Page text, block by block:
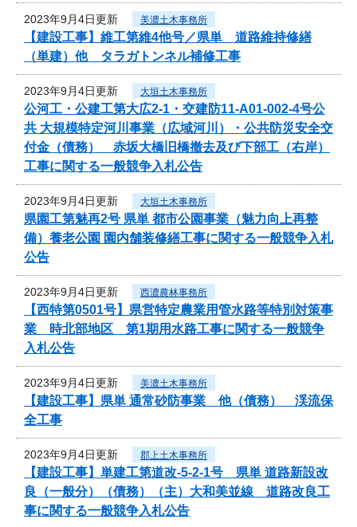
2023年9月4日更新 美濃土木事務所
【建設工事】維工第維4他号／県単 道路維持修繕
（単建）他 タラガトンネル補修工事
2023年9月4日更新 大垣土木事務所
公河工・公建工第大広2-1・交建防11-A01-002-4号公
共 大規模特定河川事業（広域河川）・公共防災安全交
付金（債務） 赤坂大橋旧橋撤去及び下部工（右岸）
工事に関する一般競争入札公告
2023年9月4日更新 大垣土木事務所
県園工第魅再2号 県単 都市公園事業（魅力向上再整
備）養老公園 園内舗装修繕工事に関する一般競争入札
公告
2023年9月4日更新 西濃農林事務所
【西特第0501号】県営特定農業用管水路等特別対策事
業 時北部地区 第1期用水路工事に関する一般競争
入札公告
2023年9月4日更新 美濃土木事務所
【建設工事】県単 通常砂防事業 他（債務） 渓流保
全工事
2023年9月4日更新 郡上土木事務所
【建設工事】単建工第道改-5-2-1号 県単 道路新設改
良（一般分）（債務）（主）大和美並線 道路改良工
事に関する一般競争入札公告